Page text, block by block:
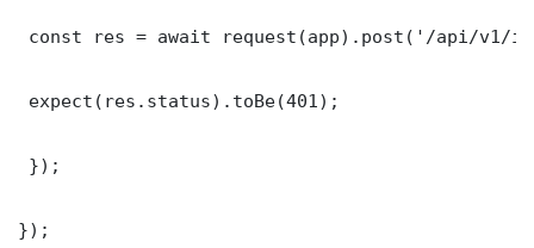
const res = await request(app).post('/api/v1/
expect(res.status).toBe(401);
});
});